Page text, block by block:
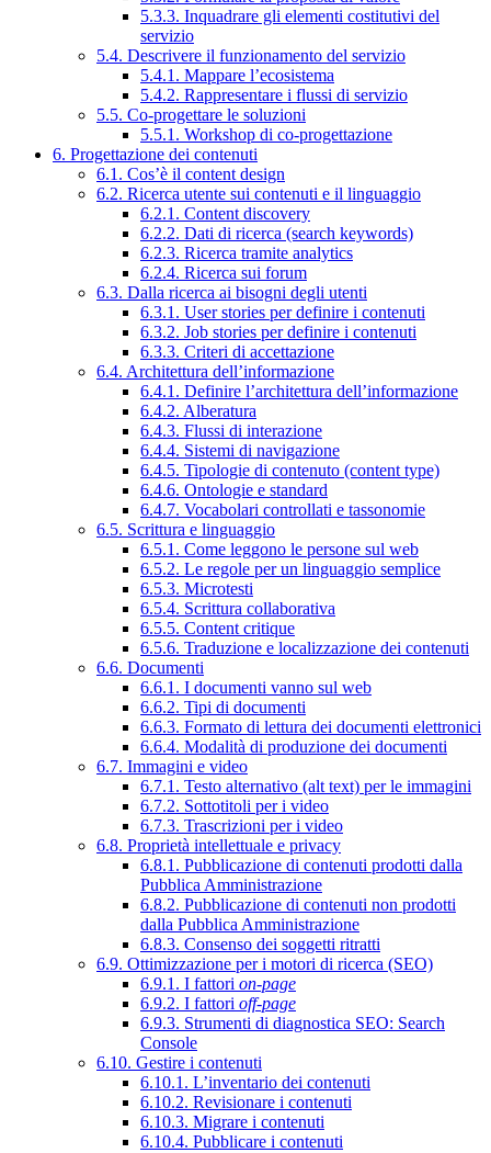
5.3.3. Inquadrare gli elementi costitutivi del
servizio
5.4. Descrivere il funzionamento del servizio
5.4.1. Mappare l’ecosistema
5.4.2. Rappresentare i flussi di servizio
5.5. Co-progettare le soluzioni
5.5.1. Workshop di co-progettazione
6. Progettazione dei contenuti
6.1. Cos’è il content design
6.2. Ricerca utente sui contenuti e il linguaggio
6.2.1. Content discovery
6.2.2. Dati di ricerca (search keywords)
6.2.3. Ricerca tramite analytics
6.2.4. Ricerca sui forum
6.3. Dalla ricerca ai bisogni degli utenti
6.3.1. User stories per definire i contenuti
6.3.2. Job stories per definire i contenuti
6.3.3. Criteri di accettazione
6.4. Architettura dell’informazione
6.4.1. Definire l’architettura dell’informazione
6.4.2. Alberatura
6.4.3. Flussi di interazione
6.4.4. Sistemi di navigazione
6.4.5. Tipologie di contenuto (content type)
6.4.6. Ontologie e standard
6.4.7. Vocabolari controllati e tassonomie
6.5. Scrittura e linguaggio
6.5.1. Come leggono le persone sul web
6.5.2. Le regole per un linguaggio semplice
6.5.3. Microtesti
6.5.4. Scrittura collaborativa
6.5.5. Content critique
6.5.6. Traduzione e localizzazione dei contenuti
6.6. Documenti
6.6.1. I documenti vanno sul web
6.6.2. Tipi di documenti
6.6.3. Formato di lettura dei documenti elettronici
6.6.4. Modalità di produzione dei documenti
6.7. Immagini e video
6.7.1. Testo alternativo (alt text) per le immagini
6.7.2. Sottotitoli per i video
6.7.3. Trascrizioni per i video
6.8. Proprietà intellettuale e privacy
6.8.1. Pubblicazione di contenuti prodotti dalla
Pubblica Amministrazione
6.8.2. Pubblicazione di contenuti non prodotti
dalla Pubblica Amministrazione
6.8.3. Consenso dei soggetti ritratti
6.9. Ottimizzazione per i motori di ricerca (SEO)
6.9.1. I fattori on-page
6.9.2. I fattori off-page
6.9.3. Strumenti di diagnostica SEO: Search
Console
6.10. Gestire i contenuti
6.10.1. L’inventario dei contenuti
6.10.2. Revisionare i contenuti
6.10.3. Migrare i contenuti
6.10.4. Pubblicare i contenuti